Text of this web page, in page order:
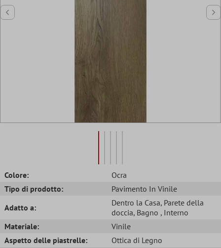
Colore:
Ocra
Tipo di prodotto:
Pavimento In Vinile
Adatto a:
Dentro la Casa, Parete della
doccia, Bagno , Interno
Materiale:
Vinile
Aspetto delle piastrelle:
Ottica di Legno